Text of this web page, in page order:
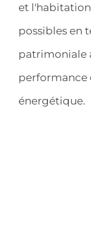
et
possibles en
patrimoniale
performance
énergétique.